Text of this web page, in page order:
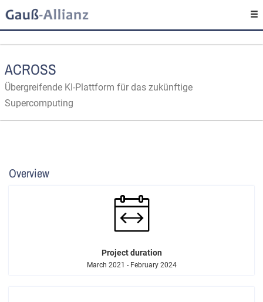
ACROSS
Übergreifende KI-Plattform für das zukünftige
Supercomputing
Overview
Project duration
March 2021 - February 2024